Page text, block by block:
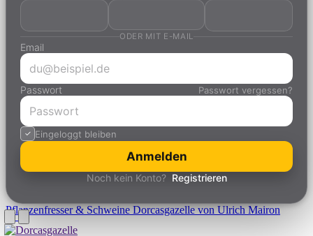
ODER MIT E-MAIL
Email
Passwort Passwort vergessen?
Eingeloggt bleiben
Anmelden
Noch kein Konto? Registrieren
Pflanzenfresser & SchweineDorcasgazelle von Ulrich Mairon